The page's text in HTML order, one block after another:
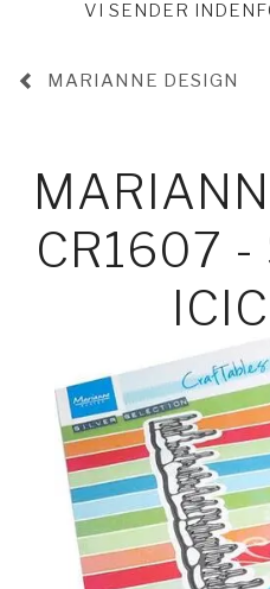
VI SENDER
MARIANNE DESIGN
CR1607 -